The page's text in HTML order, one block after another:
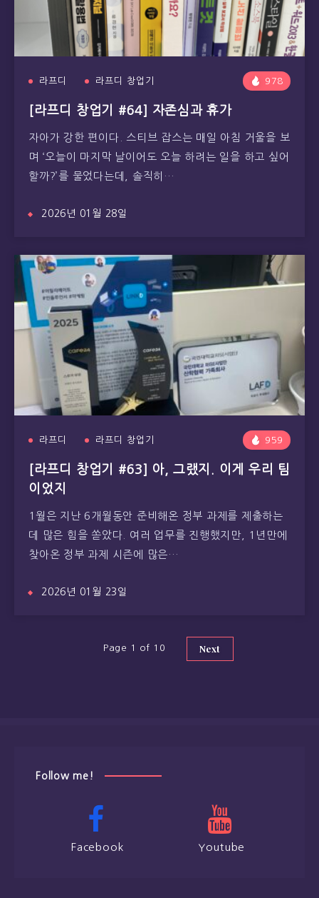
라프디 라프디 창업기 978
[라프디 창업기 #64] 자존심과 휴가
자아가 강한 편이다. 스티브 잡스는 매일 아침 거울을 보
며 ‘오늘이 마지막 날이어도 오늘 하려는 일을 하고 싶어
할까?’를 물었다는데, 솔직히…
2026년 01월 28일
라프디 라프디 창업기 959
[라프디 창업기 #63] 아, 그랬지. 이게 우리 팀
이었지
1월은 지난 6개월동안 준비해온 정부 과제를 제출하는
데 많은 힘을 쏟았다. 여러 업무를 진행했지만, 1년만에
찾아온 정부 과제 시즌에 많은…
2026년 01월 23일
Page 1 of 10 Next
Follow me!
Facebook Youtube